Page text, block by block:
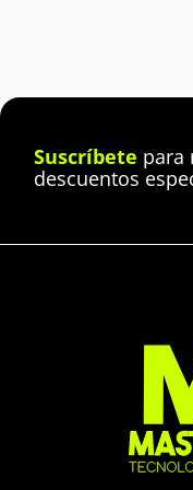
Suscríbete para
descuentos